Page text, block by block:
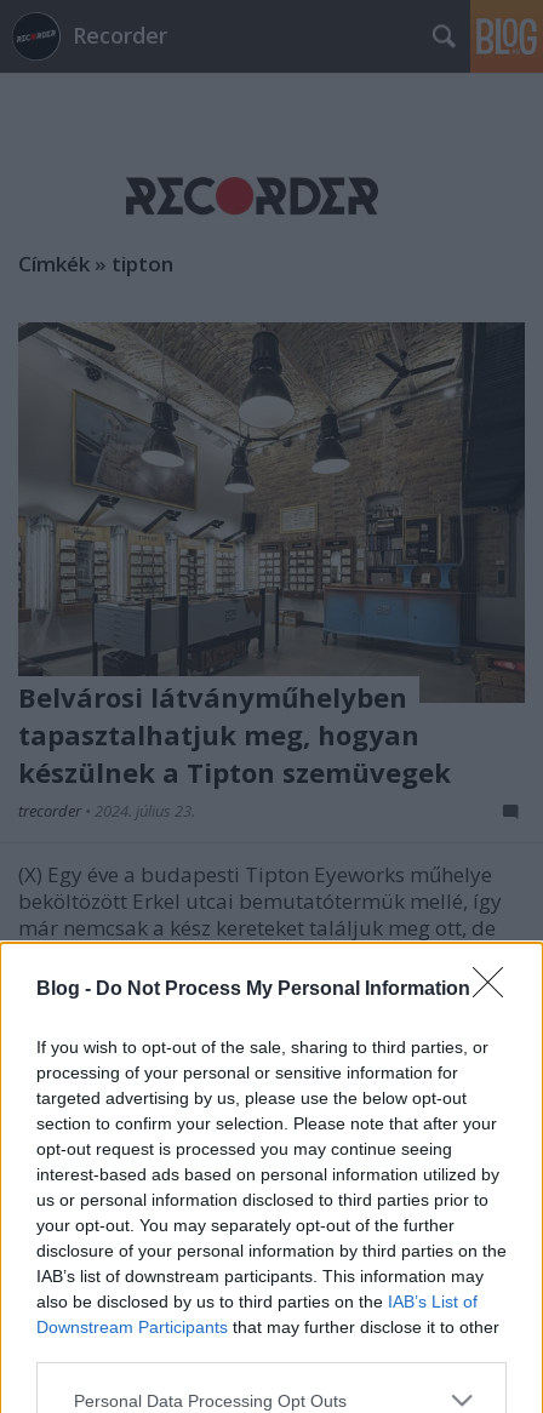
Blog - Do Not Process My Personal Information
If you wish to opt-out of the sale, sharing to third parties, or
processing of your personal or sensitive information for
targeted advertising by us, please use the below opt-out
section to confirm your selection. Please note that after your
opt-out request is processed you may continue seeing
interest-based ads based on personal information utilized by
us or personal information disclosed to third parties prior to
your opt-out. You may separately opt-out of the further
disclosure of your personal information by third parties on the
IAB’s list of downstream participants. This information may
also be disclosed by us to third parties on the IAB’s List of
Downstream Participants that may further disclose it to other
Please note that this website/app uses one or more Google
Personal Data Processing Opt Outs
Recorder
Címkék » tipton
Belvárosi látványműhelyben
tapasztalhatjuk meg, hogyan
készülnek a Tipton szemüvegek
trecorder • 2024. július 23.
(X) Egy éve a budapesti Tipton Eyeworks műhelye
beköltözött Erkel utcai bemutatótermük mellé, így
már nemcsak a kész kereteket találjuk meg ott, de
mesterei elkészítik azokat. – Egy helyre került a
bemutatóterem, a látásvizsgálat és a műhely. Így…